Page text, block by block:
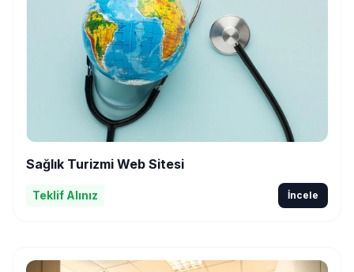
Sağlık Turizmi Web Sitesi
Teklif Alınız İncele